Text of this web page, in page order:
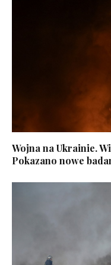
Wojna na Ukrainie.
Pokazano nowe